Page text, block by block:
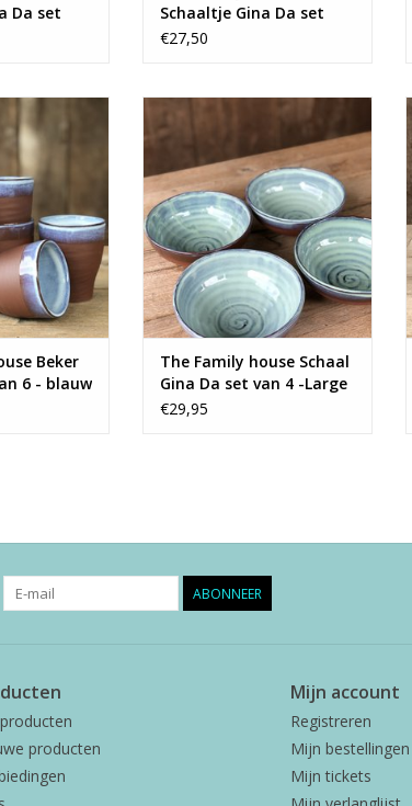
Da set
groen
Schaaltje Gina Da set
van 6 - small blauw
€27,50
6 terracotta
Beker
6 - blauw
Prachtige set van 4 terracotta
TOEVOEGEN AAN WINKELWAGEN
The Family house Schaal
Gina Da set van 4 -Large
groen
€29,95
ABONNEER
producten
Mijn account
Registreren
Mijn bestellingen
Mijn tickets